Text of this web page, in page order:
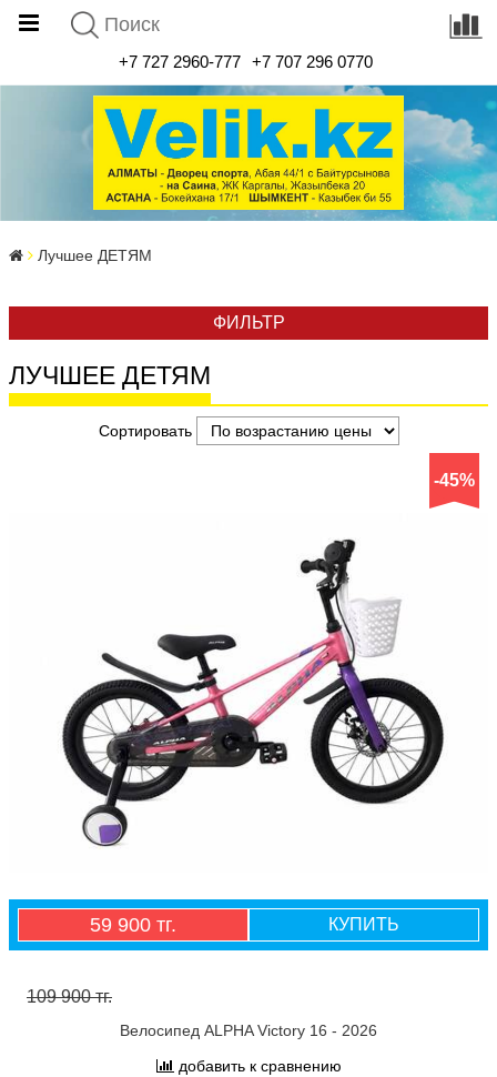
+7 727 2960-777 +7 707 296 0770
Лучшее ДЕТЯМ
ФИЛЬТР
ЛУЧШЕЕ ДЕТЯМ
Сортировать
-45%
59 900 тг. КУПИТЬ
109 900 тг.
Велосипед ALPHA Victory 16 - 2026
добавить к сравнению